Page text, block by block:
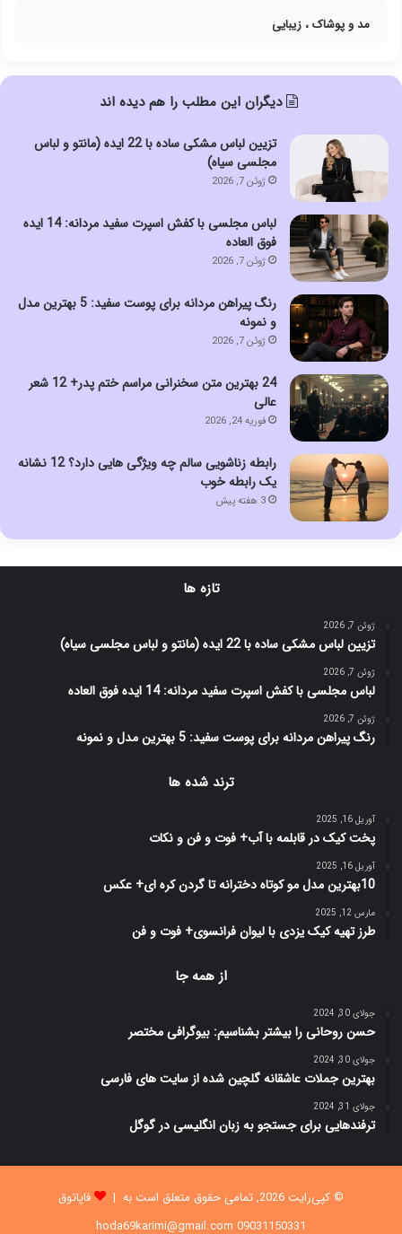
مد و پوشاک ، زیبایی
دیگران این مطلب را هم دیده اند
تزیین لباس مشکی ساده با 22 ایده (مانتو و لباس
مجلسی سیاه)
ژوئن 7, 2026
لباس مجلسی با کفش اسپرت سفید مردانه: 14 ایده
فوق العاده
ژوئن 7, 2026
رنگ پیراهن مردانه برای پوست سفید: 5 بهترین مدل
و نمونه
ژوئن 7, 2026
24 بهترین متن سخنرانی مراسم ختم پدر+ 12 شعر
عالی
فوریه 24, 2026
رابطه زناشویی سالم چه ویژگی هایی دارد؟ 12 نشانه
یک رابطه خوب
3 هفته پیش
تازه ها
ژوئن 7, 2026
تزیین لباس مشکی ساده با 22 ایده (مانتو و لباس مجلسی سیاه)
ژوئن 7, 2026
لباس مجلسی با کفش اسپرت سفید مردانه: 14 ایده فوق العاده
ژوئن 7, 2026
رنگ پیراهن مردانه برای پوست سفید: 5 بهترین مدل و نمونه
ترند شده ها
آوریل 16, 2025
پخت کیک در قابلمه با آب+ فوت و فن و نکات
آوریل 16, 2025
10بهترین مدل مو کوتاه دخترانه تا گردن کره ای+ عکس
مارس 12, 2025
طرز تهیه کیک یزدی با لیوان فرانسوی+ فوت و فن
از همه جا
جولای 30, 2024
حسن روحانی را بیشتر بشناسیم: بیوگرافی مختصر
جولای 30, 2024
بهترین جملات عاشقانه گلچین شده از سایت های فارسی
جولای 31, 2024
ترفندهایی برای جستجو به زبان انگلیسی در گوگل
© کپی‌رایت 2026, تمامی حقوق متعلق است به |
فاپاتوق
09031150331 hoda69karimi@gmail.com